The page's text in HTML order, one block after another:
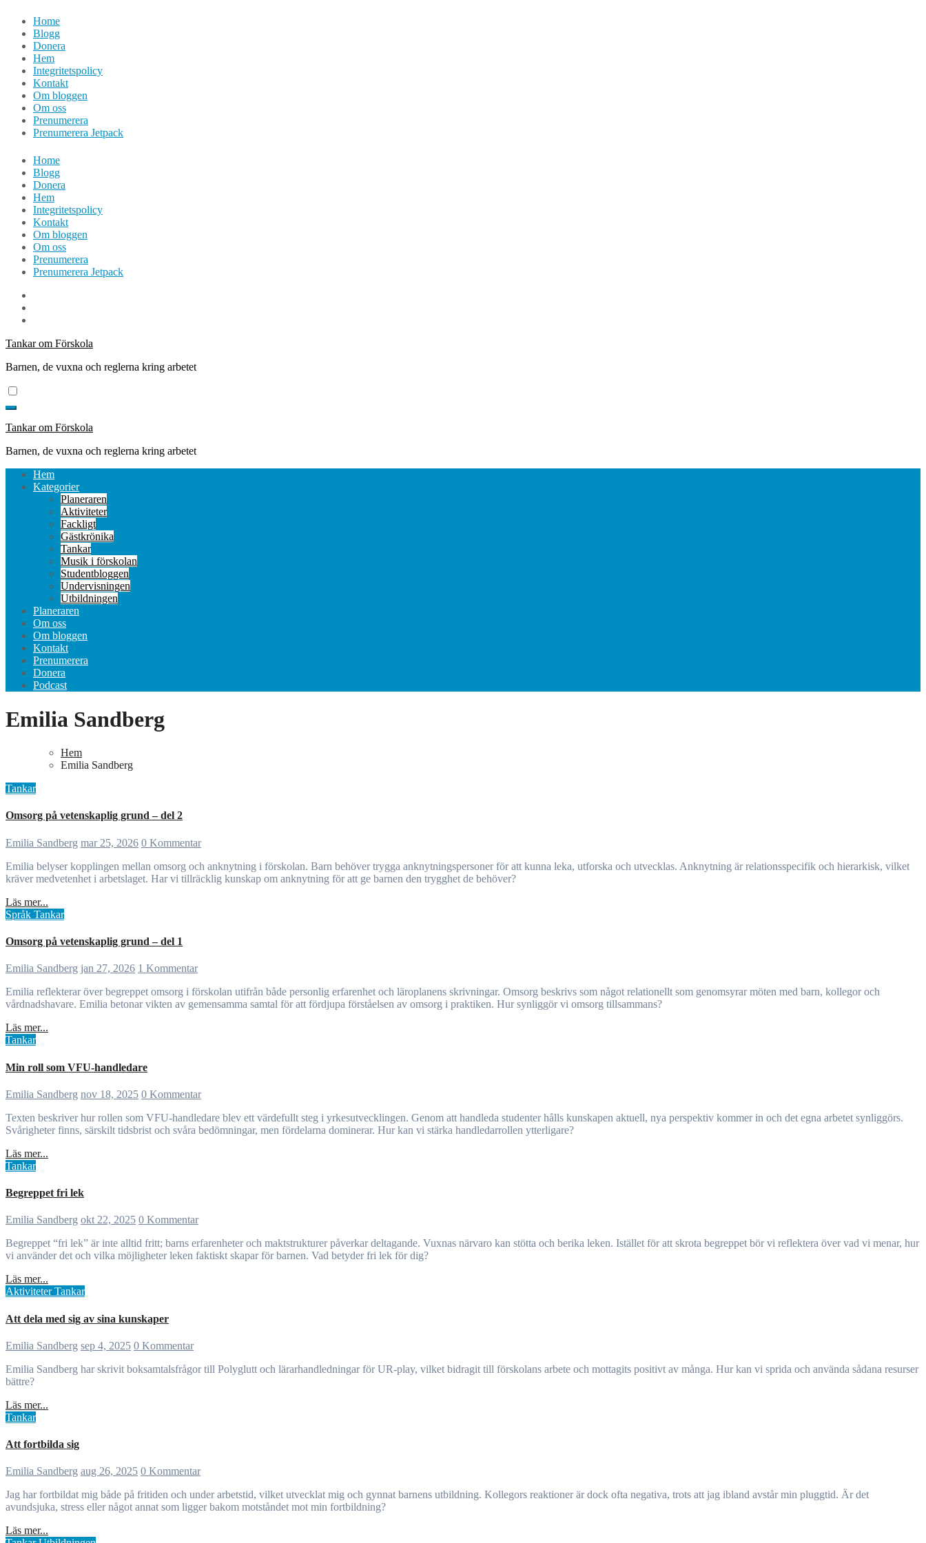
Hoppa
innehåll
Home
Blogg
Donera
Hem
Integritetspolicy
Kontakt
Om bloggen
Om oss
Prenumerera
Prenumerera Jetpack
Home
Blogg
Donera
Hem
Integritetspolicy
Kontakt
Om bloggen
Om oss
Prenumerera
Prenumerera Jetpack
Tankar om Förskola
Barnen, de vuxna och reglerna kring arbetet
Tankar om Förskola
Barnen, de vuxna och reglerna kring arbetet
Hem
Kategorier
Planeraren
Aktiviteter
Fackligt
Gästkrönika
Tankar
Musik i förskolan
Studentbloggen
Undervisningen
Utbildningen
Planeraren
Om oss
Om bloggen
Kontakt
Prenumerera
Donera
Podcast
Emilia Sandberg
Hem
Emilia Sandberg
Tankar
Omsorg på vetenskaplig grund – del 2
Emilia Sandberg mar 25, 2026 0 Kommentar
Emilia belyser kopplingen mellan omsorg och anknytning i förskolan. Barn behöver trygga anknytningspersoner för att kunna leka, utforska och utvecklas. Anknytning är relationsspecifik och hierarkisk, vilket
kräver medvetenhet i arbetslaget. Har vi tillräcklig kunskap om anknytning för att ge barnen den trygghet de behöver?
Läs mer...
Språk Tankar
Omsorg på vetenskaplig grund – del 1
Emilia Sandberg jan 27, 2026 1 Kommentar
Emilia reflekterar över begreppet omsorg i förskolan utifrån både personlig erfarenhet och läroplanens skrivningar. Omsorg beskrivs som något relationellt som genomsyrar möten med barn, kollegor och
vårdnadshavare. Emilia betonar vikten av gemensamma samtal för att fördjupa förståelsen av omsorg i praktiken. Hur synliggör vi omsorg tillsammans?
Läs mer...
Tankar
Min roll som VFU-handledare
Emilia Sandberg nov 18, 2025 0 Kommentar
Texten beskriver hur rollen som VFU-handledare blev ett värdefullt steg i yrkesutvecklingen. Genom att handleda studenter hålls kunskapen aktuell, nya perspektiv kommer in och det egna arbetet synliggörs.
Svårigheter finns, särskilt tidsbrist och svåra bedömningar, men fördelarna dominerar. Hur kan vi stärka handledarrollen ytterligare?
Läs mer...
Tankar
Begreppet fri lek
Emilia Sandberg okt 22, 2025 0 Kommentar
Begreppet “fri lek” är inte alltid fritt; barns erfarenheter och maktstrukturer påverkar deltagande. Vuxnas närvaro kan stötta och berika leken. Istället för att skrota begreppet bör vi reflektera över vad vi menar, hur
vi använder det och vilka möjligheter leken faktiskt skapar för barnen. Vad betyder fri lek för dig?
Läs mer...
AktiviteterTankar
Att dela med sig av sina kunskaper
Emilia Sandberg sep 4, 2025 0 Kommentar
Emilia Sandberg har skrivit boksamtalsfrågor till Polyglutt och lärarhandledningar för UR-play, vilket bidragit till förskolans arbete och mottagits positivt av många. Hur kan vi sprida och använda sådana resurser
bättre?
Läs mer...
Tankar
Att fortbilda sig
Emilia Sandberg aug 26, 2025 0 Kommentar
Jag har fortbildat mig både på fritiden och under arbetstid, vilket utvecklat mig och gynnat barnens utbildning. Kollegors reaktioner är dock ofta negativa, trots att jag ibland avstår min pluggtid. Är det
avundsjuka, stress eller något annat som ligger bakom motståndet mot min fortbildning?
Läs mer...